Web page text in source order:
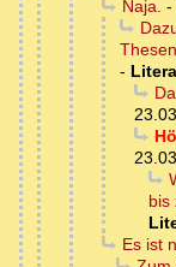
Naja. -
-
bis
Es ist